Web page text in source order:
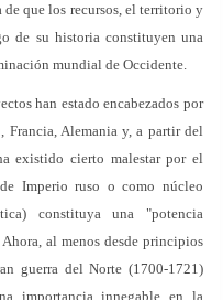
que los recursos, el territorio y
de su historia constituyen una
mundial de Occidente.
han estado encabezados por
Francia, Alemania y, a partir del
existido cierto malestar por el
Imperio ruso o como núcleo
constituya una "potencia
al menos desde principios
guerra del Norte (1700-1721)
importancia innegable en la